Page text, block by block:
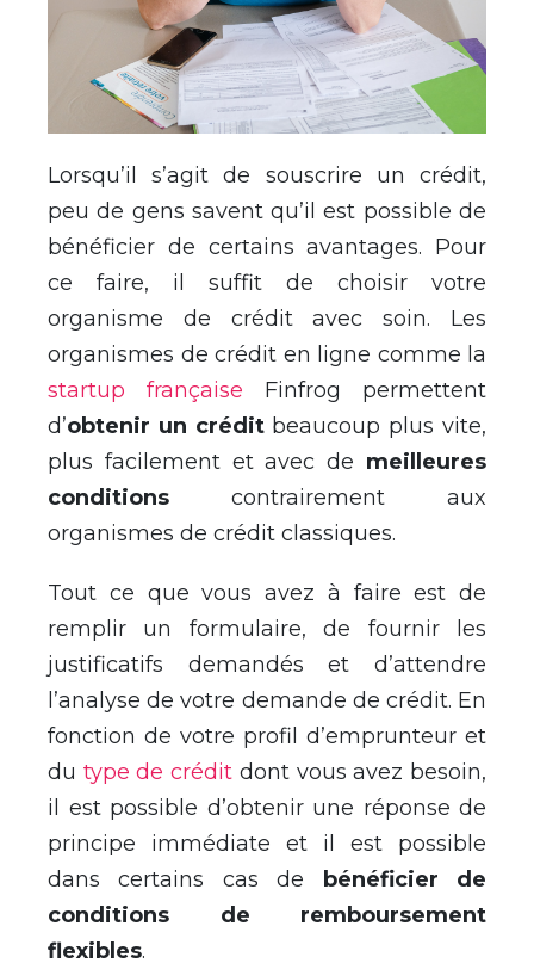
Lorsqu’il s’agit de souscrire un crédit,
peu de gens savent qu’il est possible de
bénéficier de certains avantages. Pour
ce faire, il suffit de choisir votre
organisme de crédit avec soin. Les
organismes de crédit en ligne comme la
startup française Finfrog permettent
d’obtenir un créditbeaucoup plus vite,
plus facilement et avec de meilleures
conditions contrairement aux
organismes de crédit classiques.
Tout ce que vous avez à faire est de
remplir un formulaire, de fournir les
justificatifs demandés et d’attendre
l’analyse de votre demande de crédit. En
fonction de votre profil d’emprunteur et
du type de crédit dont vous avez besoin,
il est possible d’obtenir une réponse de
principe immédiate et il est possible
dans certains cas de
bénéficier de
conditions de remboursement
flexibles.